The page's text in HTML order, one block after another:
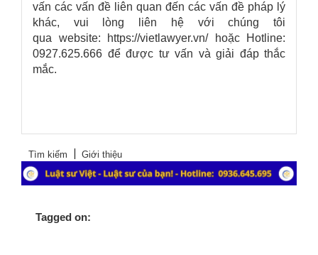
vấn các vấn đề liên quan đến các vấn đề pháp lý
khác, vui lòng liên hệ với chúng tôi
qua website: https://vietlawyer.vn/hoặc Hotline:
0927.625.666 để được tư vấn và giải đáp thắc
mắc.
Tìm kiếm Giới thiệu
Tagged on: